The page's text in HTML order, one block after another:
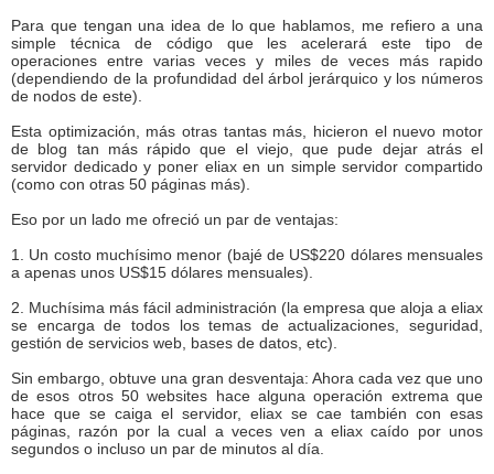
Para que tengan una idea de lo que hablamos, me refiero a una
simple técnica de código que les acelerará este tipo de
operaciones entre varias veces y miles de veces más rapido
(dependiendo de la profundidad del árbol jerárquico y los números
de nodos de este).
Esta optimización, más otras tantas más, hicieron el nuevo motor
de blog tan más rápido que el viejo, que pude dejar atrás el
servidor dedicado y poner eliax en un simple servidor compartido
(como con otras 50 páginas más).
Eso por un lado me ofreció un par de ventajas:
1. Un costo muchísimo menor (bajé de US$220 dólares mensuales
a apenas unos US$15 dólares mensuales).
2. Muchísima más fácil administración (la empresa que aloja a eliax
se encarga de todos los temas de actualizaciones, seguridad,
gestión de servicios web, bases de datos, etc).
Sin embargo, obtuve una gran desventaja: Ahora cada vez que uno
de esos otros 50 websites hace alguna operación extrema que
hace que se caiga el servidor, eliax se cae también con esas
páginas, razón por la cual a veces ven a eliax caído por unos
segundos o incluso un par de minutos al día.